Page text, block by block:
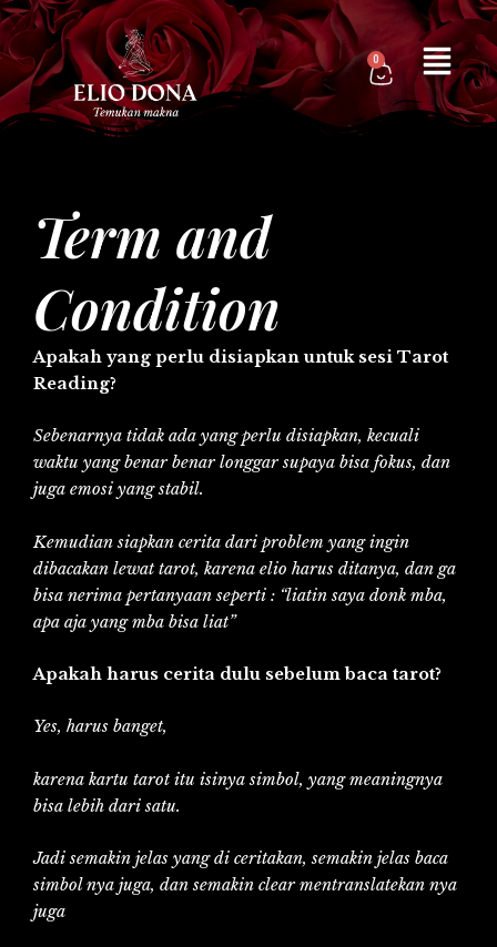
Skip
to
content
0
Cart
Term and
Condition
Apakah yang perlu disiapkan untuk sesi Tarot
Reading?
Sebenarnya tidak ada yang perlu disiapkan, kecuali
waktu yang benar benar longgar supaya bisa fokus, dan
juga emosi yang stabil.
Kemudian siapkan cerita dari problem yang ingin
dibacakan lewat tarot, karena elio harus ditanya, dan ga
bisa nerima pertanyaan seperti : “liatin saya donk mba,
apa aja yang mba bisa liat”
Apakah harus cerita dulu sebelum baca tarot?
Yes, harus banget,
karena kartu tarot itu isinya simbol, yang meaningnya
bisa lebih dari satu.
Jadi semakin jelas yang di ceritakan, semakin jelas baca
simbol nya juga, dan semakin clear mentranslatekan nya
juga